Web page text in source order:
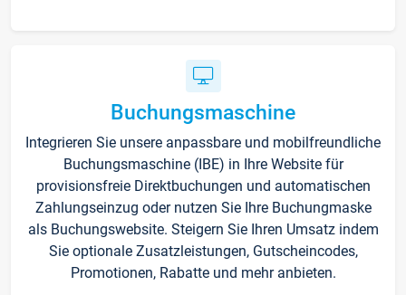
Buchungsmaschine
Integrieren Sie unsere anpassbare und mobilfreundliche
Buchungsmaschine (IBE) in Ihre Website für
provisionsfreie Direktbuchungen und automatischen
Zahlungseinzug oder nutzen Sie Ihre Buchungmaske
als Buchungswebsite. Steigern Sie Ihren Umsatz indem
Sie optionale Zusatzleistungen, Gutscheincodes,
Promotionen, Rabatte und mehr anbieten.